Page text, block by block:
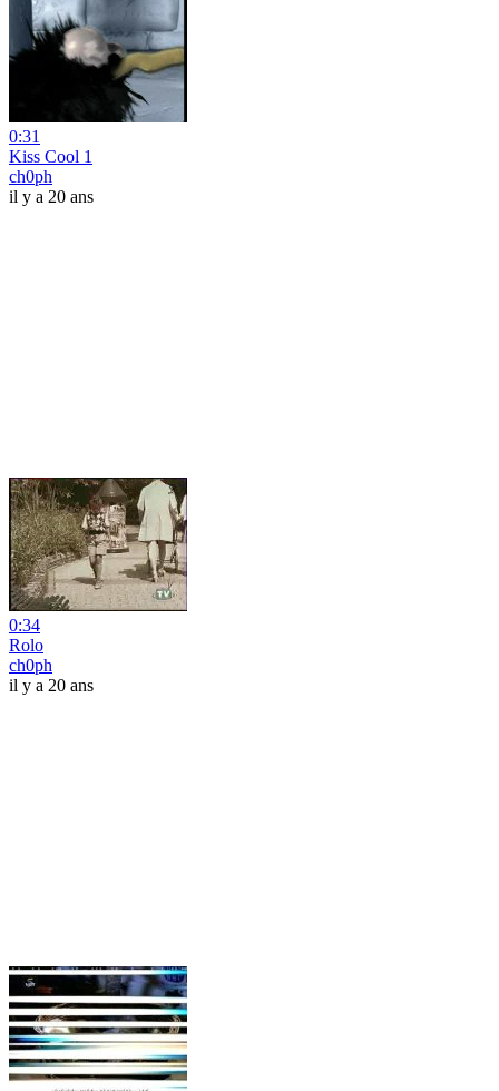
0:31
Kiss Cool 1
ch0ph
il y a 20 ans
0:34
Rolo
ch0ph
il y a 20 ans